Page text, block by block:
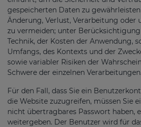
gespeicherten Daten zu
Änderung, Verlust, Verarbeitung oder
zu vermeiden; unter Berücksichtigung
Technik, der Kosten der Anwendung,
Umfangs, des Kontexts und der
sowie variabler Risiken der
Schwere der einzelnen Verarbeitungen.
Für den Fall, dass Sie ein
die Website zuzugreifen, müssen Sie
nicht übertragbares Passwort haben,
weitergeben. Der Benutzer wird für